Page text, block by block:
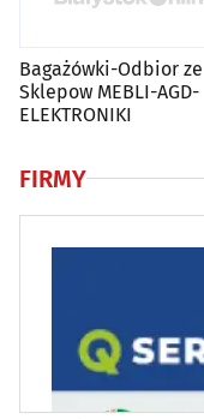
Bagażówki-Odbior ze
Sklepow MEBLI-AGD-
ELEKTRONIKI
FIRMY